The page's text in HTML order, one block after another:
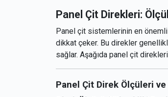
Panel Çit Direkleri:
Panel çit sistemlerinin en önemli
dikkat çeker. Bu direkler
sağlar. Aşağıda panel çit
Panel Çit Direk Ölçüleri